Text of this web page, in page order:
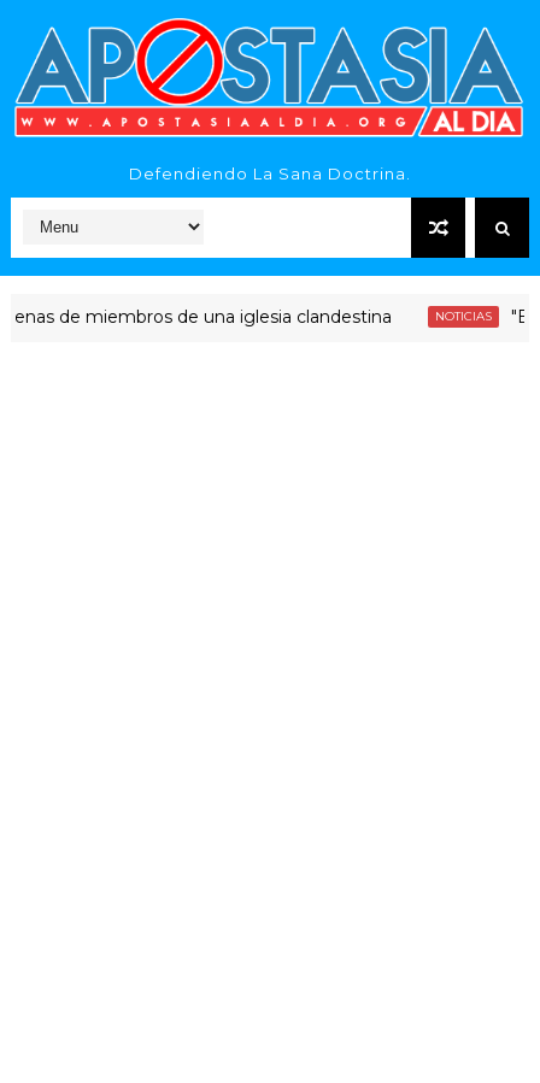
Defendiendo La Sana Doctrina.
miembros de una iglesia clandestina NOTICIAS "Era